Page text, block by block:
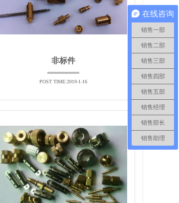
非标件
POST TIME:2019-1-16
在线咨询
销售一部
销售二部
销售三部
销售四部
销售五部
销售经理
销售部长
销售助理